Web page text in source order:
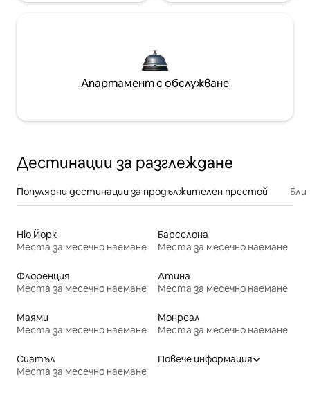
Апартамент с обслужване
Дестинации за разглеждане
Популярни дестинации за продължителен престой
Ню Йорк
Места за месечно наемане
Барселона
Места за месечно наемане
Флоренция
Места за месечно наемане
Атина
Места за месечно наемане
Маями
Места за месечно наемане
Монреал
Места за месечно наемане
Сиатъл
Места за месечно наемане
Повече информация